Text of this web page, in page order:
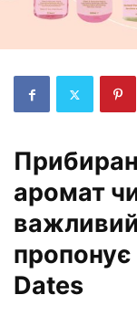
аромат
Dates